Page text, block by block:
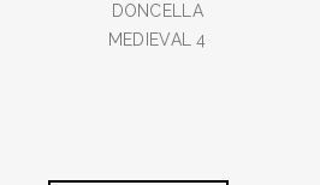
DONCELLA
MEDIEVAL 4